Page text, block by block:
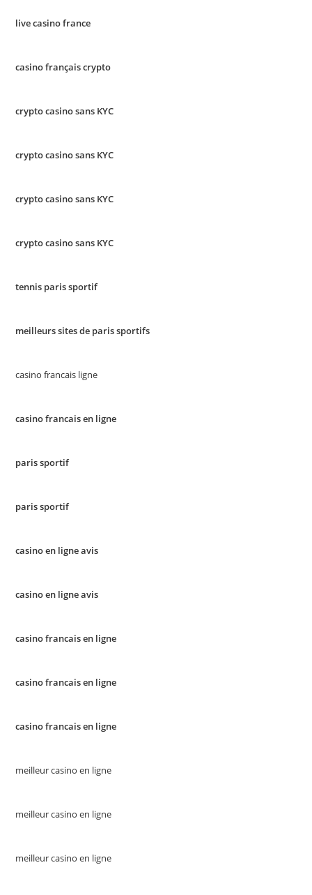
live casino france
casino français crypto
crypto casino sans KYC
crypto casino sans KYC
crypto casino sans KYC
crypto casino sans KYC
tennis paris sportif
meilleurs sites de paris sportifs
casino francais ligne
casino francais en ligne
paris sportif
paris sportif
casino en ligne avis
casino en ligne avis
casino francais en ligne
casino francais en ligne
casino francais en ligne
meilleur casino en ligne
meilleur casino en ligne
meilleur casino en ligne